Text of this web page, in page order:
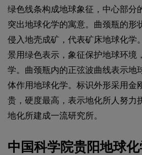
绿色线条构成地球象征，中心部分
突出地球化学的寓意。曲颈瓶的形
侵入地壳成矿，代表矿床地球化学
景用绿色表示，象征保护地球环境
学。曲颈瓶内的正弦波曲线表示地
体作用地球化学。标识外形采用金
贵，硬度最高，表示地化所人努力
地化所建成一流研究所。
中国科学院贵阳地球